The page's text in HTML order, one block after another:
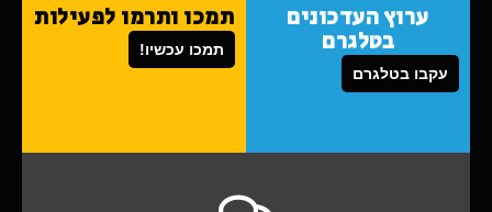
ערוץ העדכונים
בטלגרם
עקבו בטלגרם
תמכו ותרמו לפעילות
תמכו עכשיו!